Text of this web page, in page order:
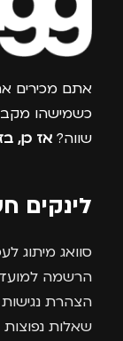
אתם מכירים
כשמישהו
שווה? אז כן,
לינקים
סוואג מיתוג
הרשמה
הצהרת נגישות
שאלות נפוצות